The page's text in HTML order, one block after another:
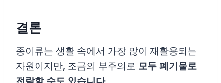
결론
종이류는 생활 속에서 가장 많이 재활용되는
자원이지만, 조금의 부주의로모두 폐기물로